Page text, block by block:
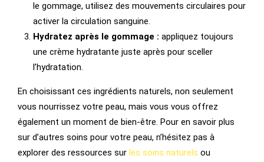
le gommage, utilisez des mouvements circulaires pour
activer la circulation sanguine.
Hydratez après le gommage : appliquez toujours
une crème hydratante juste après pour sceller
l’hydratation.
En choisissant ces ingrédients naturels, non seulement
vous nourrissez votre peau, mais vous vous offrez
également un moment de bien-être. Pour en savoir plus
sur d’autres soins pour votre peau, n’hésitez pas à
explorer des ressources sur les soins naturels ou